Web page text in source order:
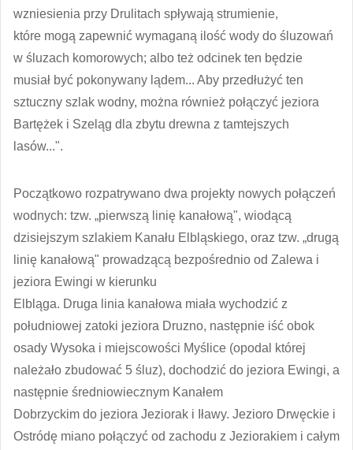
wzniesienia przy Drulitach spływają strumienie,
które mogą zapewnić wymaganą ilość wody do śluzowań
w śluzach komorowych; albo też odcinek ten będzie
musiał być pokonywany lądem... Aby przedłużyć ten
sztuczny szlak wodny, można również połączyć jeziora
Bartężek i Szeląg dla zbytu drewna z tamtejszych
lasów...".
Początkowo rozpatrywano dwa projekty nowych połączeń
wodnych: tzw. „pierwszą linię kanałową", wiodącą
dzisiejszym szlakiem Kanału Elbląskiego, oraz tzw. „drugą
linię kanałową" prowadzącą bezpośrednio od Zalewa i
jeziora Ewingi w kierunku
Elbląga. Druga linia kanałowa miała wychodzić z
południowej zatoki jeziora Druzno, następnie iść obok
osady Wysoka i miejscowości Myślice (opodal której
należało zbudować 5 śluz), dochodzić do jeziora Ewingi, a
następnie średniowiecznym Kanałem
Dobrzyckim do jeziora Jeziorak i Iławy. Jezioro Drwęckie i
Ostródę miano połączyć od zachodu z Jeziorakiem i całym